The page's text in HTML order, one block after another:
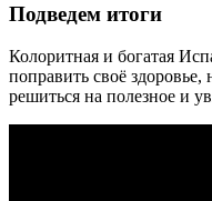
Подведем итоги
Колоритная и богатая
поправить своё
решиться на полезное и